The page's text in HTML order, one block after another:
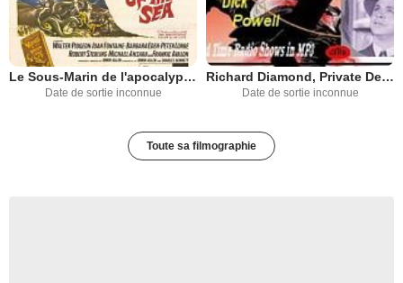
Le Sous-Marin de l'apocalypse
Date de sortie inconnue
Richard Diamond, Private Detective
Date de sortie inconnue
Toute sa filmographie